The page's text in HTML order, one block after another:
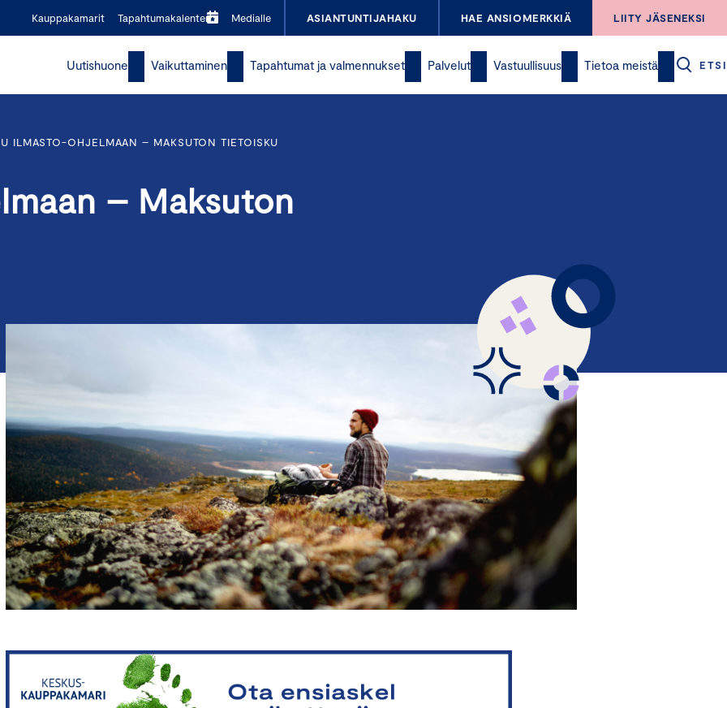
Kauppakamarit Tapahtumakalenteri Medialle ASIANTUNTIJAHAKU HAE ANSIOMERKKIÄ LIITY JÄSENEKSI
Uutishuone Vaikuttaminen Tapahtumat ja valmennukset Palvelut Vastuullisuus Tietoa meistä ETSI
ILMASTO-OHJELMAAN – MAKSUTON TIETOISKU
– Maksuton